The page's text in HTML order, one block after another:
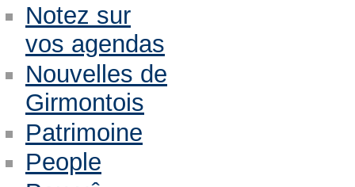
Notez sur
vos agendas
Nouvelles de
Girmontois
Patrimoine
People